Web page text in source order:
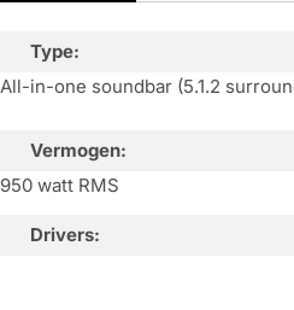
Type:
All-in-one soundbar (5.1.2
Vermogen:
950 watt RMS
Drivers: